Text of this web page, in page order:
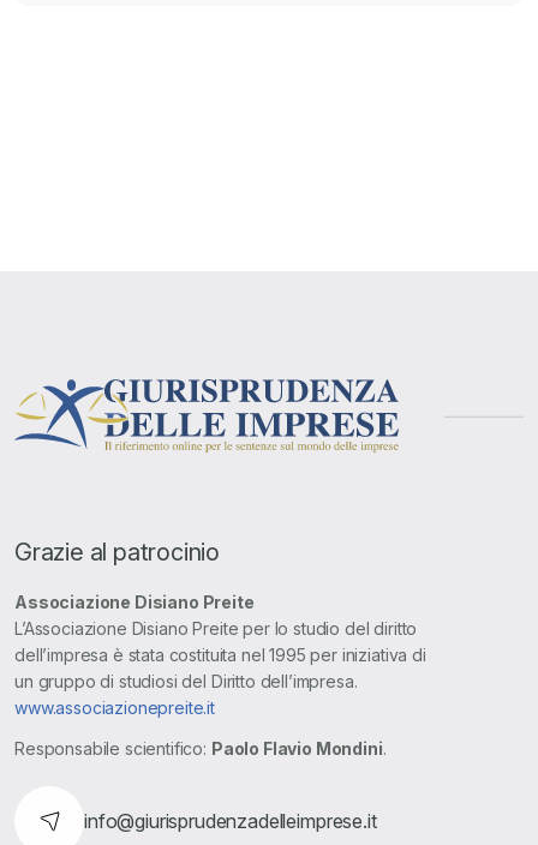
Grazie al patrocinio
Associazione Disiano Preite
L’Associazione Disiano Preite per lo studio del diritto
dell’impresa è stata costituita nel 1995 per iniziativa di
un gruppo di studiosi del Diritto dell’impresa.
www.associazionepreite.it
Responsabile scientifico: Paolo Flavio Mondini.
info@giurisprudenzadelleimprese.it